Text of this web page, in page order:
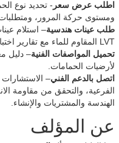
اطلب عرض سعر - تحديد نوع
ومستوى حركة المرور، ومتطلبات
طلب عينات هندسية
LVT المقاوم للماء مع تقارير اختبار DCOF.
تحميل المواصفات الفنية
لأرضيات الحمامات.
اتصل بالدعم الفني– الاستشارات
الفرعية، والتحقق من مقاومة
الهندسة والمشتريات والإنشاء.
عن المؤلف